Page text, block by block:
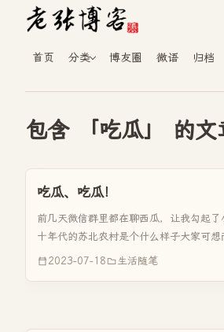
首页 分类 博友圈 微语 归档
包含 「吃瓜」 的文
吃瓜、吃瓜！
前几天微信群里都在聊西瓜，让我勾起
十年代的苏北农村是个什么样子大家可
乡当时还是县重点扶贫乡镇。我们那里
2023-07-18 生活随笔